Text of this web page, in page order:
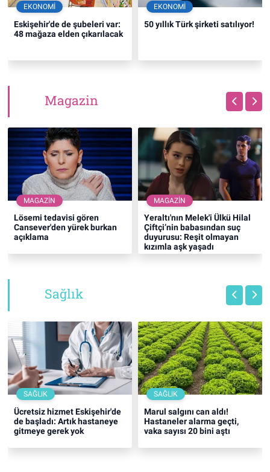
EKONOMI
Eskişehir'de de şubeleri var:
48 mağaza elden çıkarılacak
EKONOMI
50 yıllık Türk şirketi satılıyor!
Magazin
MAGAZIN
Lösemi tedavisi gören
Cansever'den yürek burkan
açıklama
MAGAZIN
Yeraltı'nın Melek'i Ülkü Hilal
Çiftçi’nin babasından suç
duyurusu: Reşit olmayan
kızımla aşk yaşadı
Sağlık
SAĞLIK
Ücretsiz hizmet Eskişehir'de
de başladı: Artık hastaneye
gitmeye gerek yok
SAĞLIK
Marul salgını can aldı!
Hastaneler alarma geçti,
vaka sayısı 20 bini aştı